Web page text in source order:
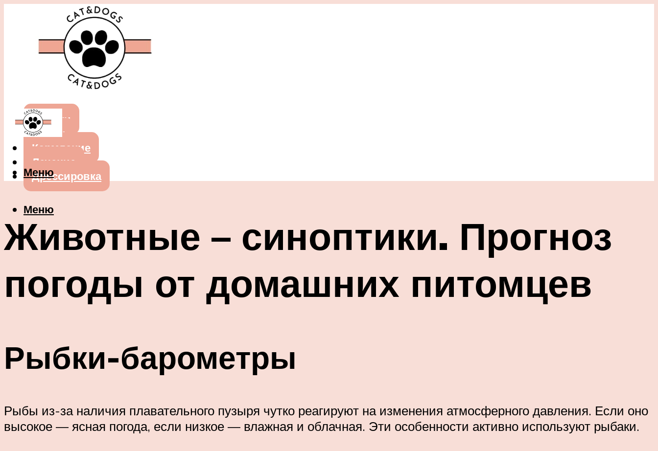
Собаки
Кошки
Кормление
Лечение
Дрессировка
Меню
Меню
Животные – синоптики. Прогноз
погоды от домашних питомцев
Рыбки-барометры
Рыбы из-за наличия плавательного пузыря чутко реагируют на изменения атмосферного давления. Если оно
высокое — ясная погода, если низкое — влажная и облачная. Эти особенности активно используют рыбаки.